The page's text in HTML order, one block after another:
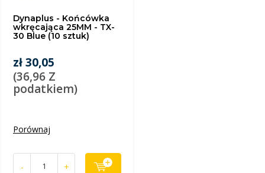
Dynaplus - Końcówka
wkręcająca 25MM - TX-
30 Blue (10 sztuk)
zł 30,05
(36,96 Z
podatkiem)
Porównaj
- +